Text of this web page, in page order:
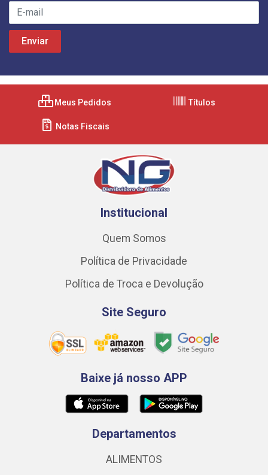
Meus Pedidos Títulos
Notas Fiscais
Institucional
Quem Somos
Política de Privacidade
Política de Troca e Devolução
Site Seguro
Baixe já nosso APP
Departamentos
ALIMENTOS